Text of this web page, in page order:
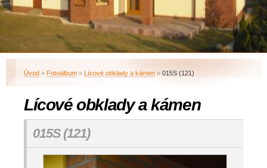
Úvod » Fotoalbum » Lícové obklady a kámen » 015S (121)
Lícové obklady a kámen
015S (121)